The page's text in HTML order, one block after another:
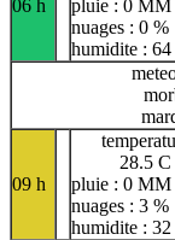
06 h
pluie : 0 MM
nuages : 0 %
humidite : 64
09 h
28.5 C
pluie : 0 MM
nuages : 3 %
humidite : 32